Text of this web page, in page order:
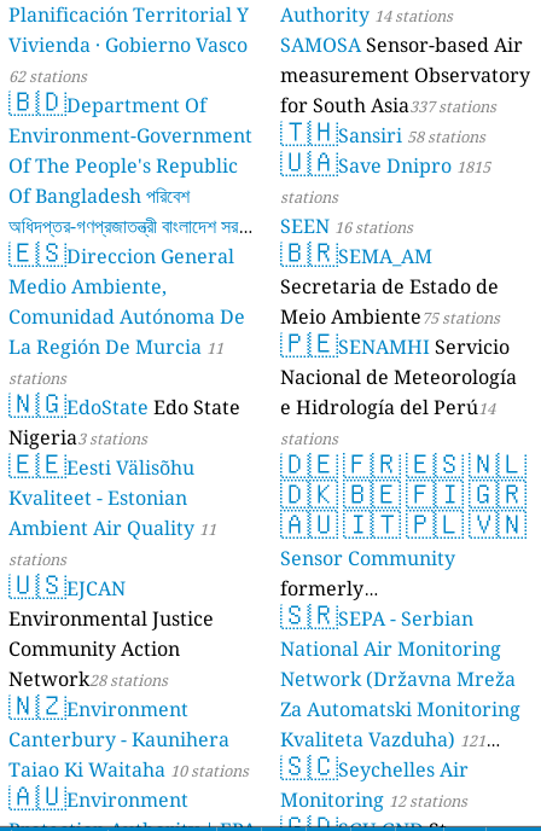
Planificación Territorial Y
Vivienda · Gobierno Vasco
62 stations
🇧🇩Department Of
Environment-Government
Of The People's Republic
Of Bangladesh পরিবেশ
অধিদপ্তর-গণপ্রজাতন্ত্রী বাংলাদেশ সরকার
17 stations
🇪🇸Direccion General
Medio Ambiente,
Comunidad Autónoma De
La Región De Murcia 11
stations
🇳🇬EdoState Edo State
Nigeria3 stations
🇪🇪Eesti Välisõhu
Kvaliteet - Estonian
Ambient Air Quality 11
stations
🇺🇸EJCAN
Environmental Justice
Community Action
Network28 stations
🇳🇿Environment
Canterbury - Kaunihera
Taiao Ki Waitaha 10 stations
🇦🇺Environment
Authority 14 stations
SAMOSASensor-based Air
measurement Observatory
for South Asia337 stations
🇹🇭Sansiri 58 stations
🇺🇦Save Dnipro 1815
stations
SEEN 16 stations
🇧🇷SEMA_AM
Secretaria de Estado de
Meio Ambiente75 stations
🇵🇪SENAMHIServicio
Nacional de Meteorología
e Hidrología del Perú14
stations
🇩🇪🇫🇷🇪🇸🇳🇱
🇩🇰🇧🇪🇫🇮🇬🇷
🇦🇺🇮🇹🇵🇱🇻🇳
Sensor Community
formerly
luftdaten.info35819 stations
🇸🇷SEPA - Serbian
National Air Monitoring
Network (Državna Mreža
Za Automatski Monitoring
Kvaliteta Vazduha) 121
stations
🇸🇨Seychelles Air
Monitoring 12 stations